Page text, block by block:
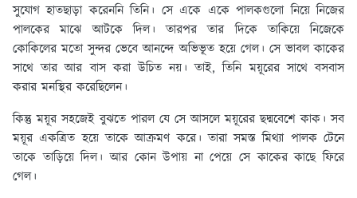
সুযোগ হাতছাড়া করেননি তিনি। সে একে একে পালকগুলো নিয়ে নিজের
পালকের মাঝে আটকে দিল। তারপর তার দিকে তাকিয়ে নিজেকে
কোকিলের মতো সুন্দর ভেবে আনন্দে অভিভূত হয়ে গেল। সে ভাবল কাকের
সাথে তার আর বাস করা উচিত নয়। তাই, তিনি ময়ূরের সাথে বসবাস
করার মনস্থির করেছিলেন।
কিন্তু ময়ূর সহজেই বুঝতে পারল যে সে আসলে ময়ূরের ছদ্মবেশে কাক। সব
ময়ূর একত্রিত হয়ে তাকে আক্রমণ করে। তারা সমস্ত মিথ্যা পালক টেনে
তাকে তাড়িয়ে দিল। আর কোন উপায় না পেয়ে সে কাকের কাছে ফিরে
গেল।